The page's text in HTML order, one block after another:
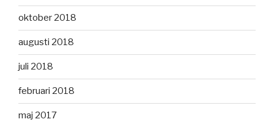
oktober 2018
augusti 2018
juli 2018
februari 2018
maj 2017